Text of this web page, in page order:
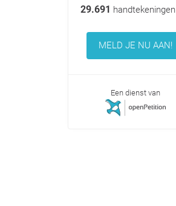
29.691 handtekeningen
MELD JE NU AAN!
Een dienst van